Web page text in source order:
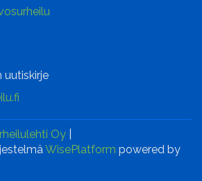
uutiskirje
Oy
WisePlatform powered by